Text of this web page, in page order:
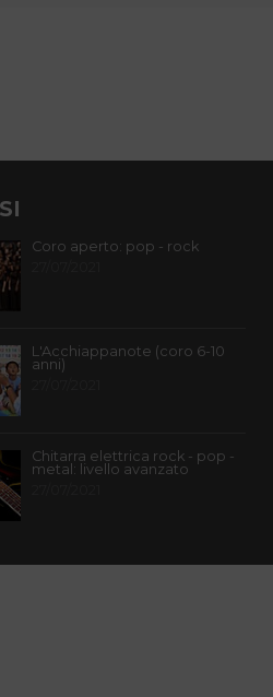
Coro aperto: pop - rock
L'Acchiappanote (coro 6-10
anni)
Chitarra elettrica rock - pop -
metal: livello avanzato